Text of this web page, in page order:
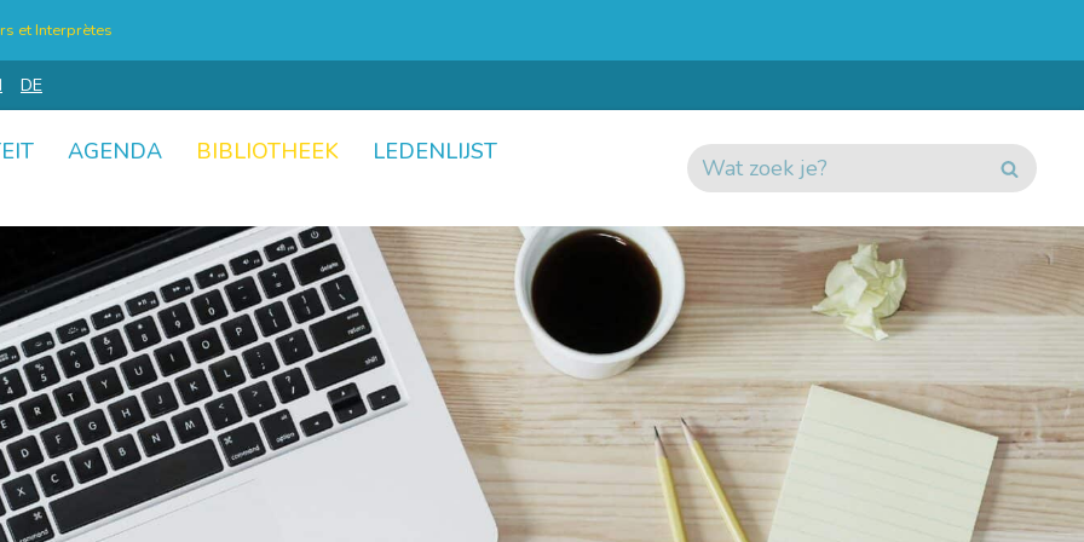
et Interprètes
DE
AGENDA BIBLIOTHEEK
LEDENLIJST